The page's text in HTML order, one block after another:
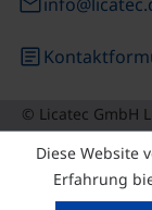
article
© Licatec GmbH
Diese Website
Erfahrung